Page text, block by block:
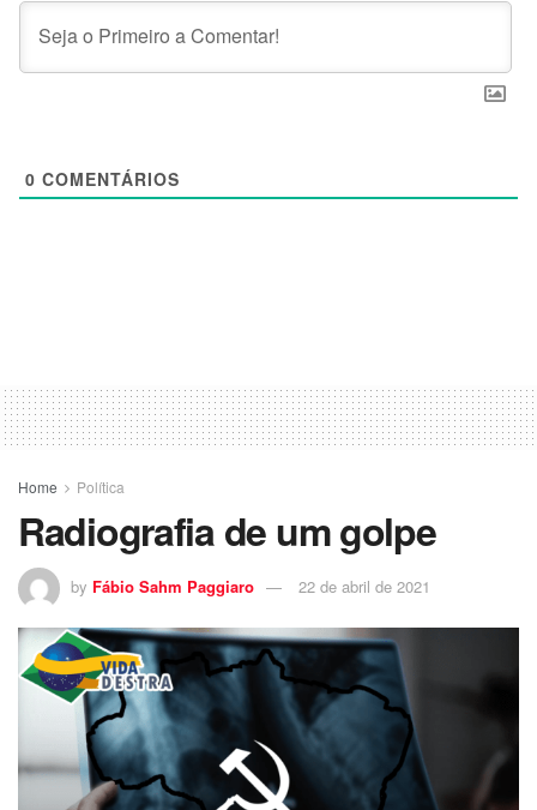
0 COMENTÁRIOS
Home Política
Radiografia de um golpe
by Fábio Sahm Paggiaro 22 de abril de 2021